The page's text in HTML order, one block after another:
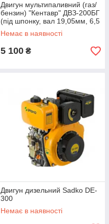
Двигун мультипаливний (газ/
бензин) "Кентавр" ДВЗ-200БГ
(під шпонку, вал 19,05мм, 6,5
к.с.)
Немає в наявності
5 100 ₴
Двигун дизельний Sadko DE-
300
Немає в наявності